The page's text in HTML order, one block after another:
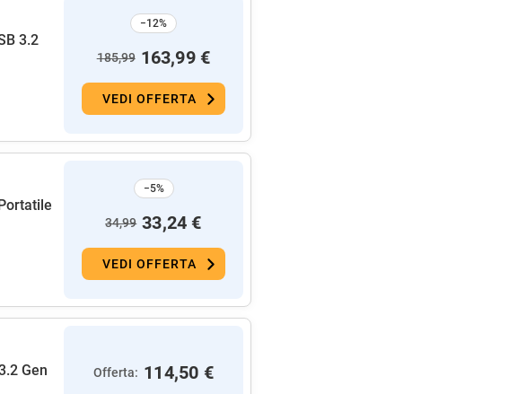
3.2
−12%
185,99 163,99 €
VEDI OFFERTA
−5%
34,99 33,24 €
VEDI OFFERTA
Gen
Offerta: 114,50 €